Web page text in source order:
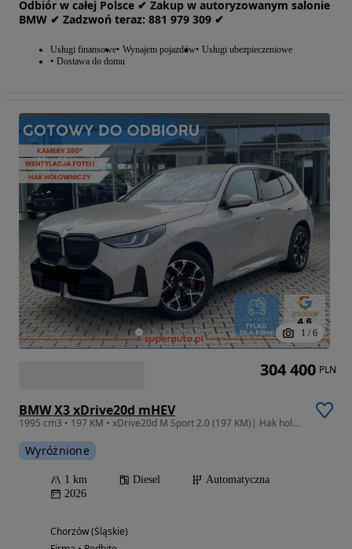
Odbiór w całej Polsce ✔ Zakup w autoryzowanym salonie
BMW ✔ Zadzwoń teraz: 881‎ 979‎ 309 ✔
Usługi finansowe Wynajem pojazdów Usługi ubezpieczeniowe
Dostawa do domu
1 / 6
BMW X3 xDrive20d mHEV
1995 cm3 • 197 KM • xDrive20d M Sport 2.0 (197 KM)| Hak holowniczy, elektryczny
Wyróżnione
1 km Diesel
Automatyczna
2026
Chorzów (Śląskie)
304 400 PLN